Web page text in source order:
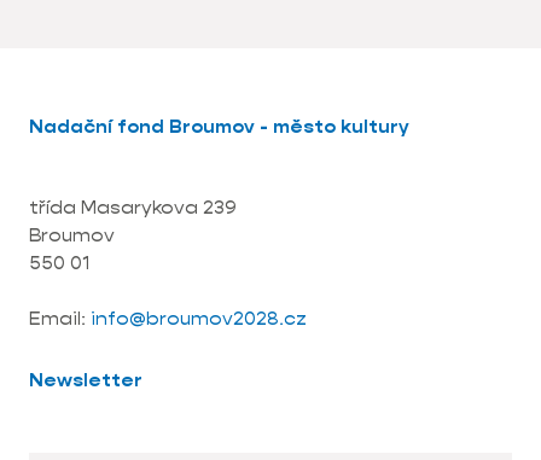
Nadační fond Broumov - město kultury
třída Masarykova 239
Broumov
550 01
Email: info@broumov2028.cz
Newsletter